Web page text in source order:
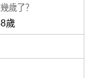
歲了？
歲